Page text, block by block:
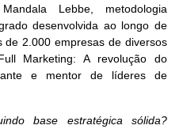
Lebbe, metodologia
desenvolvida ao longo de
2.000 empresas de diversos
Marketing: A revolução do
e mentor de líderes de
base estratégica sólida?